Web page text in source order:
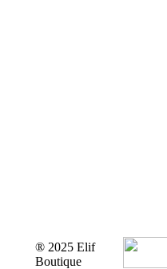
® 2025 Elif
Boutique